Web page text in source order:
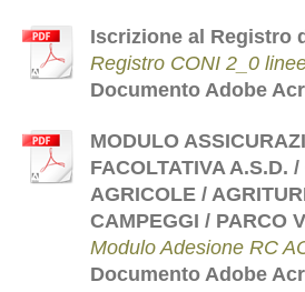
Iscrizione al Registro
Registro CONI 2_0
Documento Adobe
MODULO
FACOLTATIVA A.S.D.
AGRICOLE /
CAMPEGGI / PARCO
Modulo Adesione RC
Documento Adobe